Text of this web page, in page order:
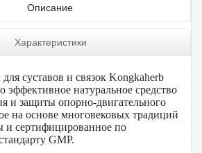
Описание
Характеристики
суставов и связок Kongkaherb
натуральное средство
и защиты опорно-двигательного
на основе многовековых традиций
и сертифицированное по
GMP.